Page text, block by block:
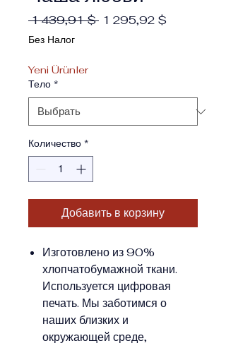
1 439,91 $ Обычная цена
1 295,92 $
Без Налог
Yeni Ürünler
Тело *
Количество *
Добавить в корзину
Изготовлено из 90%
хлопчатобумажной ткани.
Используется цифровая
печать. Мы заботимся о
наших близких и
окружающей среде,